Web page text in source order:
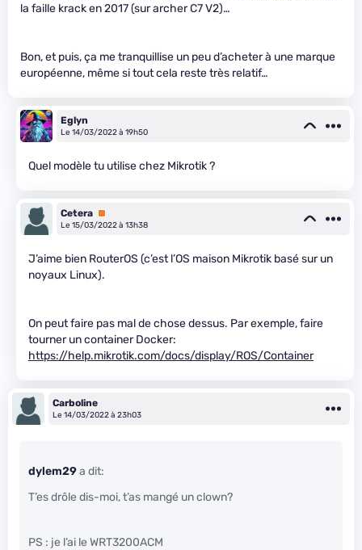
la faille krack en 2017 (sur archer C7 V2)…
Bon, et puis, ça me tranquillise un peu d’acheter à une marque
européenne, même si tout cela reste très relatif…
Eglyn
Le 14/03/2022 à 19h50
Quel modèle tu utilise chez Mikrotik ?
Cetera Premium
Le 15/03/2022 à 13h38
J’aime bien RouterOS (c’est l’OS maison Mikrotik basé sur un
noyaux Linux).
On peut faire pas mal de chose dessus. Par exemple, faire
tourner un container Docker:
https://help.mikrotik.com/docs/display/ROS/Container
Carboline
Le 14/03/2022 à 23h03
dylem29a dit:
T’es drôle dis-moi, t’as mangé un clown?
PS : je l’ai le WRT3200ACM